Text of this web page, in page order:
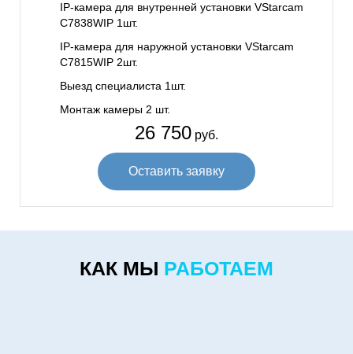
IP-камера для внутренней установки VStarcam
C7838WIP 1шт.
IP-камера для наружной установки VStarcam
C7815WIP 2шт.
Выезд специалиста 1шт.
Монтаж камеры 2 шт.
26 750 руб.
Оставить заявку
КАК МЫ РАБОТАЕМ